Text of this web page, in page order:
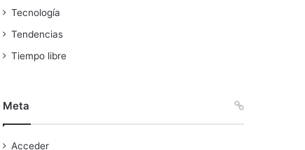
Tecnología
Tendencias
Tiempo libre
Meta
Acceder